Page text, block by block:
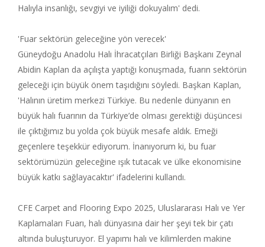
Halıyla insanlığı, sevgiyi ve iyiliği dokuyalım' dedi.
'Fuar sektörün geleceğine yön verecek'
Güneydoğu Anadolu Halı İhracatçıları Birliği Başkanı Zeynal
Abidin Kaplan da açılışta yaptığı konuşmada, fuarın sektörün
geleceği için büyük önem taşıdığını söyledi. Başkan Kaplan,
'Halının üretim merkezi Türkiye. Bu nedenle dünyanın en
büyük halı fuarının da Türkiye’de olması gerektiği düşüncesi
ile çıktığımız bu yolda çok büyük mesafe aldık. Emeği
geçenlere teşekkür ediyorum. İnanıyorum ki, bu fuar
sektörümüzün geleceğine ışık tutacak ve ülke ekonomisine
büyük katkı sağlayacaktır' ifadelerini kullandı.
CFE Carpet and Flooring Expo 2025, Uluslararası Halı ve Yer
Kaplamaları Fuarı, halı dünyasına dair her şeyi tek bir çatı
altında buluşturuyor. El yapımı halı ve kilimlerden makine